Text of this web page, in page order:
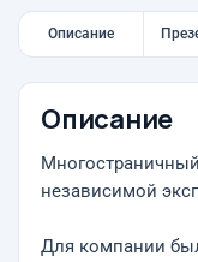
Описание
Описание
независимой
Для компании